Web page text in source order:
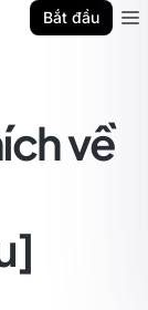
Bắt đầu
về